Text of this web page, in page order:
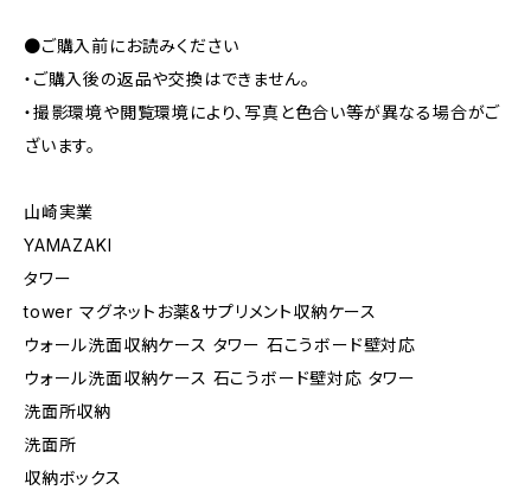
●ご購入前にお読みください
・ご購入後の返品や交換はできません。
・撮影環境や閲覧環境により、写真と色合い等が異なる場合がご
ざいます。
山崎実業
YAMAZAKI
タワー
tower マグネットお薬&サプリメント収納ケース
ウォール洗面収納ケース タワー 石こうボード壁対応
ウォール洗面収納ケース 石こうボード壁対応 タワー
洗面所収納
洗面所
収納ボックス